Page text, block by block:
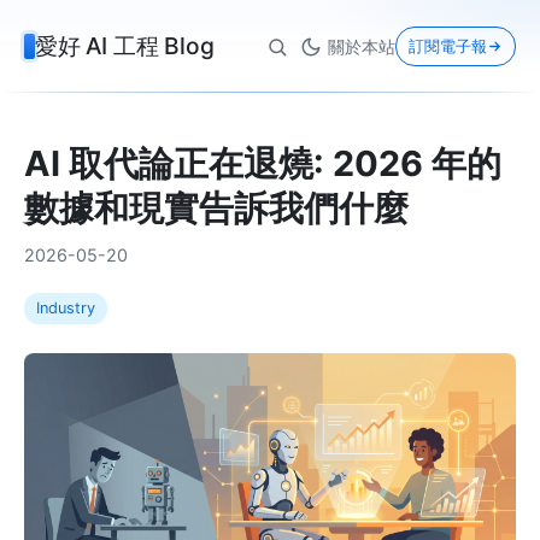
愛好 AI 工程 Blog 關於本站 訂閱電子報
AI 取代論正在退燒: 2026 年的
數據和現實告訴我們什麼
2026-05-20
Industry